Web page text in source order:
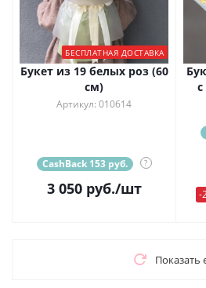
БЕСПЛАТНАЯ ДОСТАВКА
Букет из 19 белых роз (60
см)
Артикул: 010614
CashBack 153 руб. ?
3 050руб./шт
-
Показать